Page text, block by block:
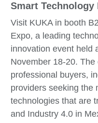
Smart Technology
Visit KUKA in booth
Expo, a leading
innovation event held
November 18-20.
professional buyers,
providers seeking the
technologies that are
and Industry 4.0 in